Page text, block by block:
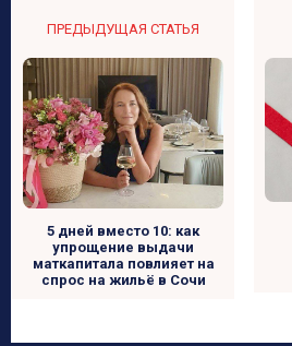
ПРЕДЫДУЩАЯ СТАТЬЯ
5 дней вместо 10: как
упрощение выдачи
маткапитала повлияет на
спрос на жильё в Сочи